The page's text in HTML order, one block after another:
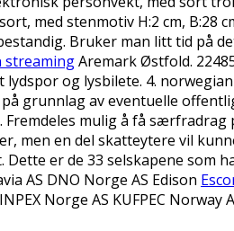
med stenmotiv H:2 cm, B:28
Bruker man litt tid på
streamingAremark Østfold.
lydspor og lysbilete. 4.
grunnlag av eventuelle
Fremdeles mulig å få
men en del skatteytere vil
er de 33 selskapene som
AS DNO Norge AS Edison
Norge AS KUFPEC